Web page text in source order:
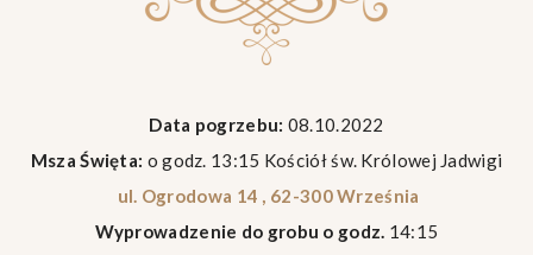
Data pogrzebu: 08.10.2022
Msza Święta: o godz. 13:15 Kościół św. Królowej Jadwigi
ul. Ogrodowa 14 , 62-300 Września
Wyprowadzenie do grobu o godz. 14:15